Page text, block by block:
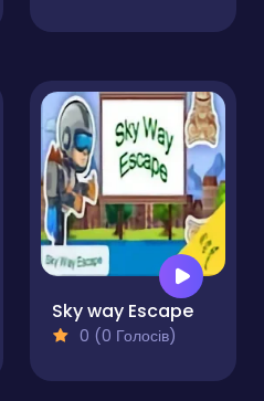
Sky way Escape
0 (0 Голосів)